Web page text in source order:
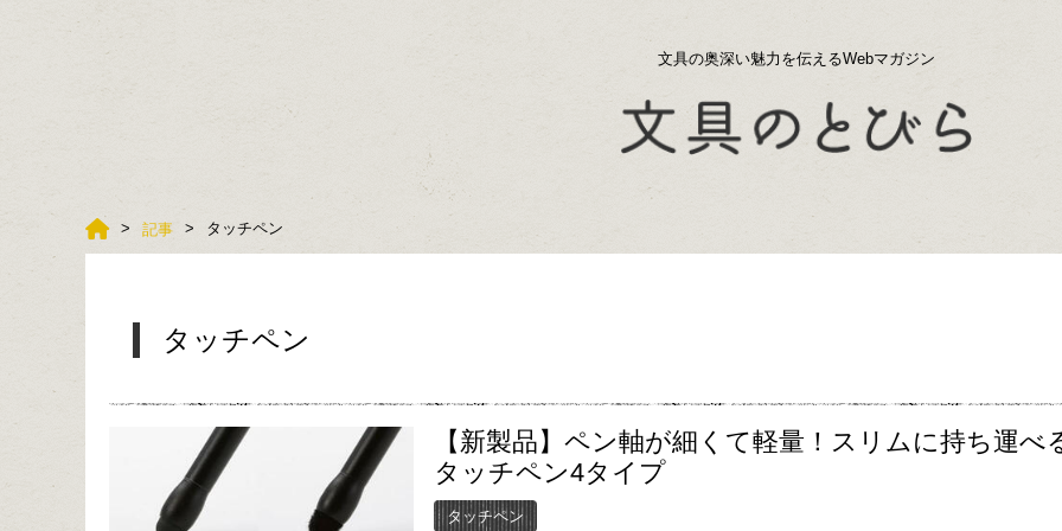
文具の奥深い魅力を伝えるWebマガジン
記事 タッチペン
タッチペン
【新製品】ペン軸が細くて軽量！スリムに持ち運べ
タッチペン4タイプ
タッチペン